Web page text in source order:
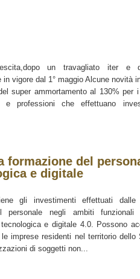
un travagliato iter e
in vigore dal 1° maggio Alcune novità
super ammortamento al 130% per
e professioni che effettuano
del
e digitale
gli investimenti effettuati
personale negli ambiti
e digitale 4.0. Possono
le imprese residenti nel territorio
di soggetti non...